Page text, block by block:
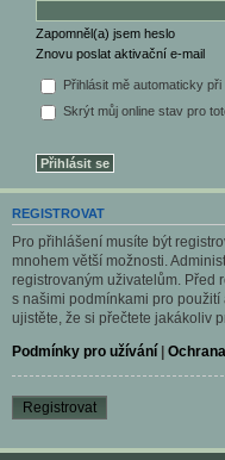
Zapomněl(a) jsem heslo
Znovu poslat aktivační e-mail
Přihlásit mě automaticky
Skrýt můj online stav pro
REGISTROVAT
Pro přihlášení musíte být
mnohem větší možnosti.
registrovaným uživatelům. Před
s našimi podmínkami pro
ujistěte, že si přečtete jakákoliv
Podmínky pro užívání |
Registrovat